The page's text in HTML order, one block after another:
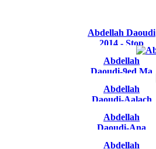
Abdellah Daoudi
2014 - Stop
baraka salat
Abdellah
Daoudi-9ed Ma
2015
Abdellah
Daoudi-Aalach
Abdellah
Daoudi-Ana
Abdellah